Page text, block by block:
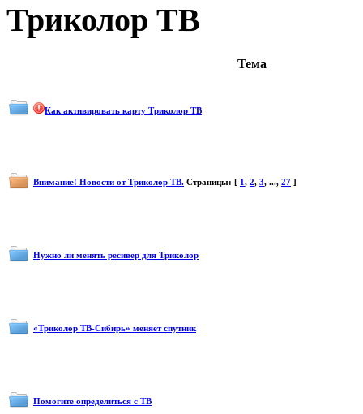
Триколор ТВ
Тема
Как активировать карту Триколор ТВ
Внимание! Новости от Триколор ТВ. Страницы: [ 1, 2, 3, ..., 27 ]
Нужно ли менять ресивер для Триколор
«Триколор ТВ-Сибирь» меняет спутник
Помогите определиться с ТВ